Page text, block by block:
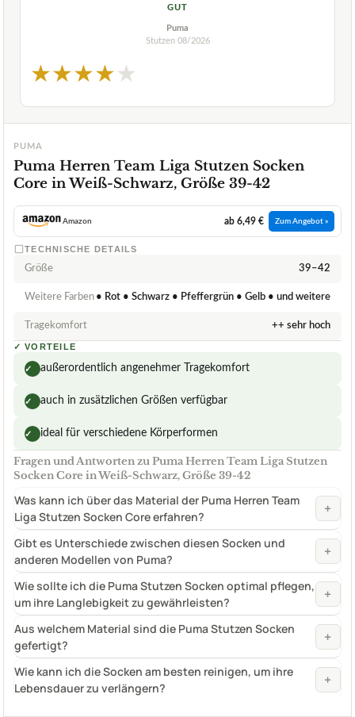
GUT
Puma
Stutzen 08/2026
★★★★★
PUMA
Puma Herren Team Liga Stutzen Socken
Core in Weiß-Schwarz, Größe 39-42
Amazon ab 6,49 € Zum Angebot »
TECHNISCHE DETAILS
Größe 39–42
Weitere Farben • Rot • Schwarz • Pfeffergrün • Gelb • und weitere
Tragekomfort ++ sehr hoch
✓ VORTEILE
✓ außerordentlich angenehmer Tragekomfort
✓ auch in zusätzlichen Größen verfügbar
✓ ideal für verschiedene Körperformen
Fragen und Antworten zu Puma Herren Team Liga Stutzen
Socken Core in Weiß-Schwarz, Größe 39-42
Was kann ich über das Material der Puma Herren Team
Liga Stutzen Socken Core erfahren?
+
Gibt es Unterschiede zwischen diesen Socken und
anderen Modellen von Puma?
+
Wie sollte ich die Puma Stutzen Socken optimal pflegen,
um ihre Langlebigkeit zu gewährleisten?
+
Aus welchem Material sind die Puma Stutzen Socken
gefertigt?
+
Wie kann ich die Socken am besten reinigen, um ihre
Lebensdauer zu verlängern?
+